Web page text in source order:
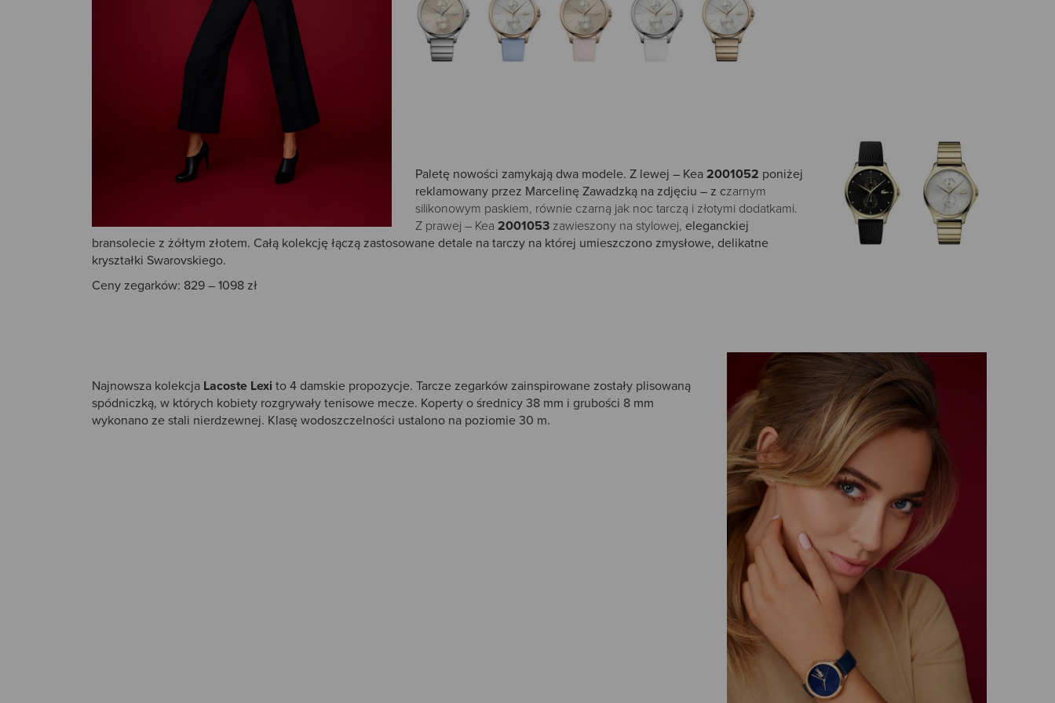
Paletę nowości zamykają dwa modele. Z lewej – Kea 2001052 poniżej
reklamowany przez Marcelinę Zawadzką na zdjęciu – z czarnym
silikonowym paskiem, równie czarną jak noc tarczą i złotymi dodatkami.
Z prawej – Kea 2001053 zawieszony na stylowej, eleganckiej
bransolecie z żółtym złotem. Całą kolekcję łączą zastosowane detale na tarczy na której umieszczono zmysłowe, delikatne
kryształki Swarovskiego.
Ceny zegarków: 829 – 1098 zł
Najnowsza kolekcja Lacoste Lexi to 4 damskie propozycje. Tarcze zegarków zainspirowane zostały plisowaną
spódniczką, w których kobiety rozgrywały tenisowe mecze. Koperty o średnicy 38 mm i grubości 8 mm
wykonano ze stali nierdzewnej. Klasę wodoszczelności ustalono na poziomie 30 m.